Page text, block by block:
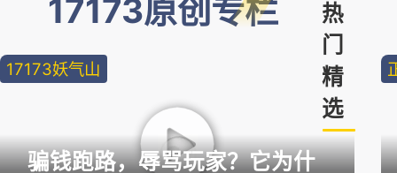
17173原创专栏
热
门
精
选
17173妖气山
骗钱跑路，辱骂玩家？它为什